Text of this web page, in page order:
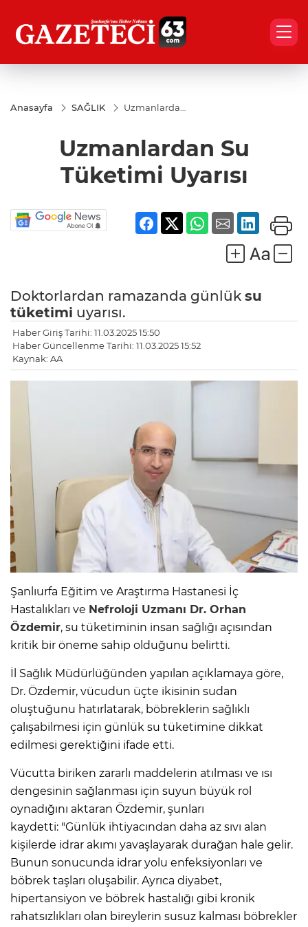
Anasayfa SAĞLIK
Uzmanlardan
Uzmanlardan Su
Tüketimi Uyarısı
Doktorlardan ramazanda günlük su
tüketimi uyarısı.
Haber Giriş Tarihi: 11.03.2025 15:50
Haber Güncellenme Tarihi: 11.03.2025 15:52
Kaynak: AA
Şanlıurfa Eğitim ve Araştırma Hastanesi İç
Hastalıkları ve Nefroloji Uzmanı Dr. Orhan
Özdemir, su tüketiminin insan sağlığı açısından
kritik bir öneme sahip olduğunu belirtti.
İl Sağlık Müdürlüğünden yapılan açıklamaya göre,
Dr. Özdemir, vücudun üçte ikisinin sudan
oluştuğunu hatırlatarak, böbreklerin sağlıklı
çalışabilmesi için günlük su tüketimine dikkat
edilmesi gerektiğini ifade etti.
Vücutta biriken zararlı maddelerin atılması ve ısı
dengesinin sağlanması için suyun büyük rol
oynadığını aktaran Özdemir, şunları
kaydetti: "Günlük ihtiyacından daha az sıvı alan
kişilerde idrar akımı yavaşlayarak durağan hale gelir.
Bunun sonucunda idrar yolu enfeksiyonları ve
böbrek taşları oluşabilir. Ayrıca diyabet,
hipertansiyon ve böbrek hastalığı gibi kronik
rahatsızlıkları olan bireylerin susuz kalması böbrekler